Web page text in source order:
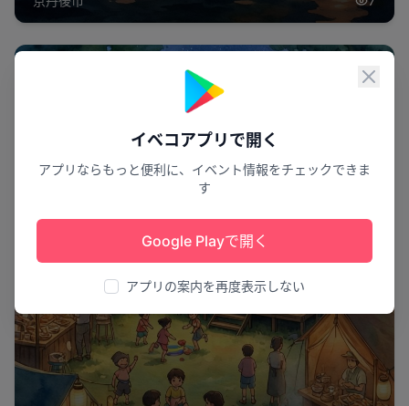
閉じ
イベコアプリで開く
アプリならもっと便利に、イベント情報をチェックできま
す
Google Playで開く
アプリの案内を再度表示しない